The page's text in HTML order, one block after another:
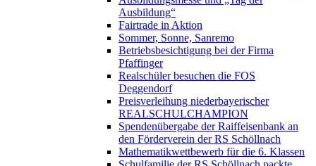
Ausbildung“
Fairtrade in Aktion
Sommer, Sonne, Sanremo
Betriebsbesichtigung bei der Firma
Pfaffinger
Realschüler besuchen die FOS
Deggendorf
Preisverleihung niederbayerischer
REALSCHULCHAMPION
Spendenübergabe der Raiffeisenbank an
den Förderverein der RS Schöllnach
Mathematikwettbewerb für die 6. Klassen